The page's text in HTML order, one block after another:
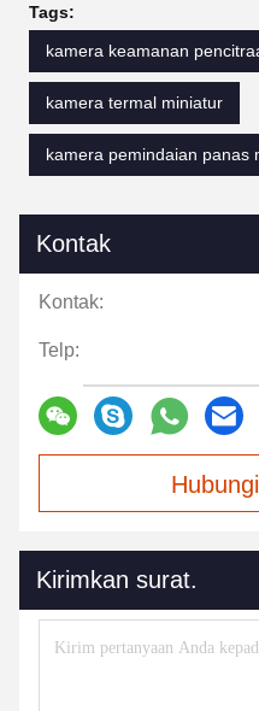
Tags:
kamera keamanan
kamera termal miniatur
kamera pemindaian panas
Kontak
Kontak:
Telp:
Kirimkan surat.